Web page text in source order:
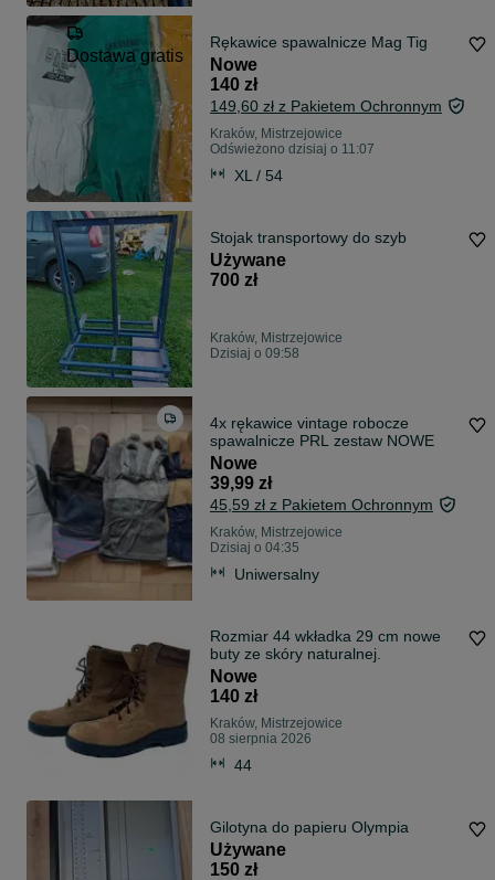
Dostawa gratis
Rękawice spawalnicze Mag Tig
Nowe
140 zł
149,60 zł z Pakietem Ochronnym
Kraków, Mistrzejowice
Odświeżono dzisiaj o 11:07
XL / 54
Stojak transportowy do szyb
Używane
700 zł
Kraków, Mistrzejowice
Dzisiaj o 09:58
4x rękawice vintage robocze
spawalnicze PRL zestaw NOWE
Nowe
39,99 zł
45,59 zł z Pakietem Ochronnym
Kraków, Mistrzejowice
Dzisiaj o 04:35
Uniwersalny
Rozmiar 44 wkładka 29 cm nowe
buty ze skóry naturalnej.
Nowe
140 zł
Kraków, Mistrzejowice
08 sierpnia 2026
44
Gilotyna do papieru Olympia
Używane
150 zł